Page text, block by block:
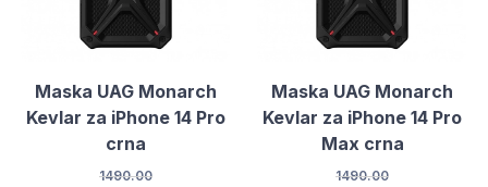
Maska UAG Monarch
Kevlar za iPhone 14 Pro
crna
1490.00
Maska UAG Monarch
Kevlar za iPhone 14 Pro
Max crna
1490.00